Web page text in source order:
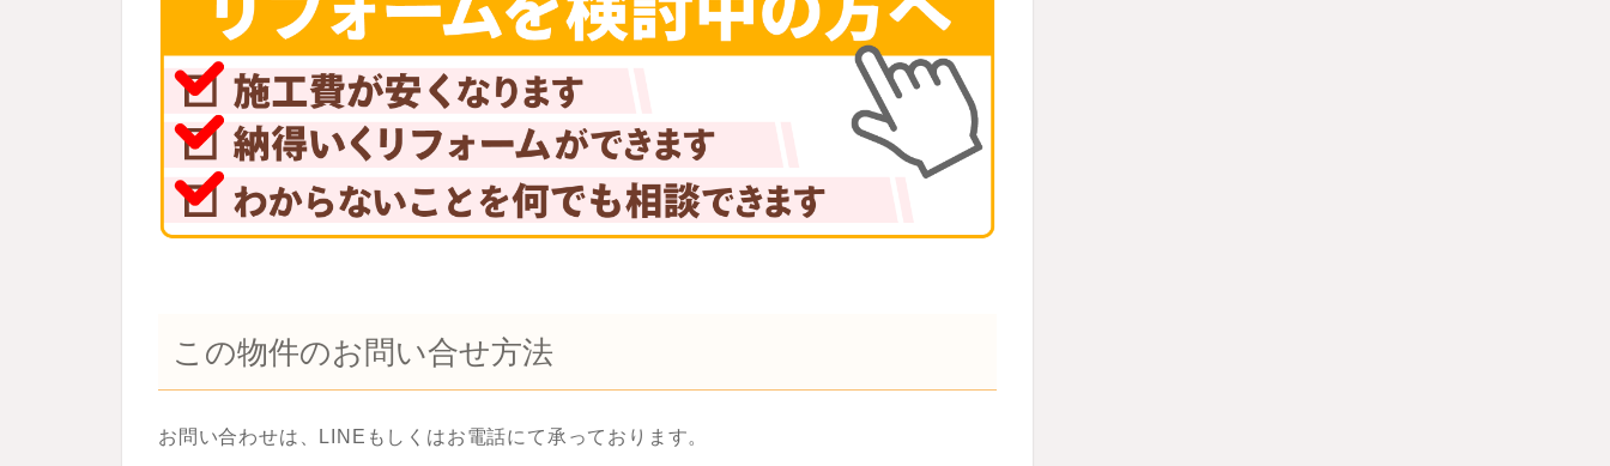
この物件のお問い合せ方法
お問い合わせは、LINEもしくはお電話にて承っております。